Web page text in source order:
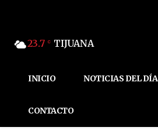
23.7 C TIJUANA
INICIO NOTICIAS DEL DÍA
CONTACTO